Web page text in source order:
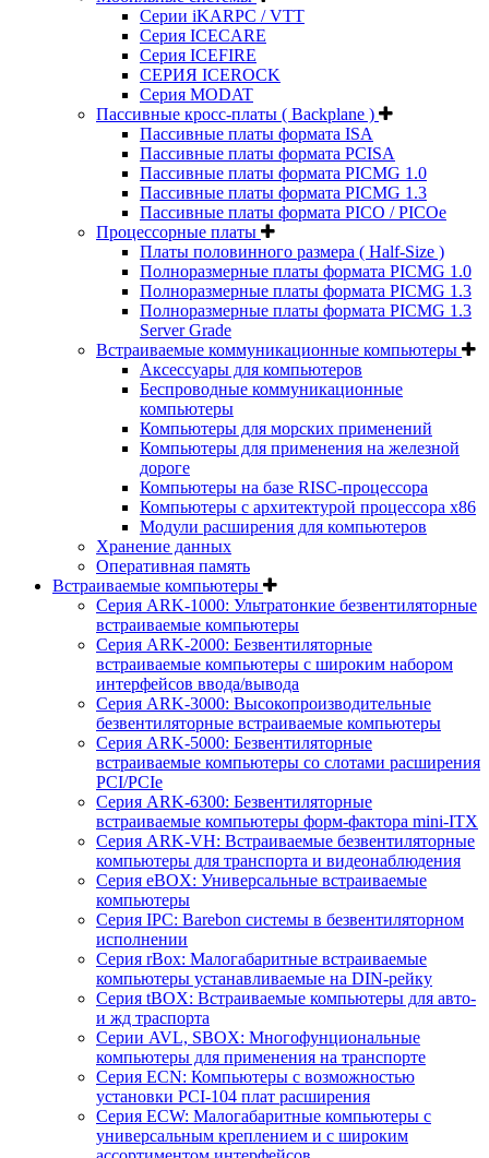
Серии iKARPC / VTT
Серия ICECARE
Серия ICEFIRE
СЕРИЯ ICEROCK
Серия MODAT
Пассивные кросс-платы ( Backplane )
Пассивные платы формата ISA
Пассивные платы формата PCISA
Пассивные платы формата PICMG 1.0
Пассивные платы формата PICMG 1.3
Пассивные платы формата PICO / PICOe
Процессорные платы
Платы половинного размера ( Half-Size )
Полноразмерные платы формата PICMG 1.0
Полноразмерные платы формата PICMG 1.3
Полноразмерные платы формата PICMG 1.3
Server Grade
Встраиваемые коммуникационные компьютеры
Аксессуары для компьютеров
Беспроводные коммуникационные
компьютеры
Компьютеры для морских применений
Компьютеры для применения на железной
дороге
Компьютеры на базе RISC-процессора
Компьютеры с архитектурой процессора x86
Модули расширения для компьютеров
Хранение данных
Оперативная память
Встраиваемые компьютеры
Серия ARK-1000: Ультратонкие безвентиляторные
встраиваемые компьютеры
Серия ARK-2000: Безвентиляторные
встраиваемые компьютеры с широким набором
интерфейсов ввода/вывода
Серия ARK-3000: Высокопроизводительные
безвентиляторные встраиваемые компьютеры
Серия ARK-5000: Безвентиляторные
встраиваемые компьютеры со слотами расширения
PCI/PCIe
Серия ARK-6300: Безвентиляторные
встраиваемые компьютеры форм-фактора mini-ITX
Серия ARK-VH: Встраиваемые безвентиляторные
компьютеры для транспорта и видеонаблюдения
Серия eBOX: Универсальные встраиваемые
компьютеры
Серия IPC: Barebon системы в безвентиляторном
исполнении
Серия rBox: Малогабаритные встраиваемые
компьютеры устанавливаемые на DIN-рейку
Серия tBOX: Встраиваемые компьютеры для авто-
и жд траспорта
Серии AVL, SBOX: Многофунциональные
компьютеры для применения на транспорте
Серия ECN: Компьютеры с возможностью
установки PCI-104 плат расширения
Серия ECW: Малогабаритные компьютеры с
универсальным креплением и с широким